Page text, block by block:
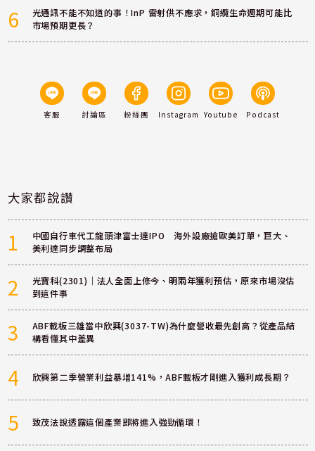
6
光通訊不能不知道的事！InP 雷射供不應求，銅纜生命週期可能比
市場預期更長？
客服 討論區 粉絲團 Instagram Youtube Podcast
大家都說讚
1
中國自行車代工龍頭津富士達IPO 海外設廠搶歐美訂單，巨大、
美利達同步調整布局
2
光寶科(2301)｜法人全面上修今、明兩年獲利預估，原來市場沒估
到這件事
3
ABF載板三雄當中欣興(3037-TW)為什麼營收最先創高？從產品結
構看懂其中差異
4 欣興第二季營業利益暴增141%，ABF載板才剛進入獲利成長期？
5 致茂法說透露這個產業即將進入強勁循環！